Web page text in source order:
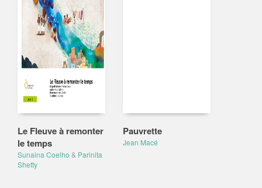
Le Fleuve à remonter
le temps
Sunaina Coelho & Parinita
Shetty
Pauvrette
Jean Macé